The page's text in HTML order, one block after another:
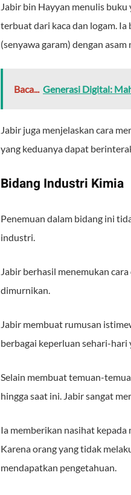
Jabir bin Hayyan menulis
terbuat dari kaca dan logam.
(senyawa garam) dengan asam
Baca... Generasi Digital:
Jabir juga menjelaskan cara
yang keduanya dapat
Bidang Industri Kimia
Penemuan dalam bidang ini
industri.
Jabir berhasil menemukan
dimurnikan.
Jabir membuat rumusan
berbagai keperluan sehari-
Selain membuat temuan-
hingga saat ini. Jabir sangat
Ia memberikan nasihat
Karena orang yang tidak
mendapatkan pengetahuan.